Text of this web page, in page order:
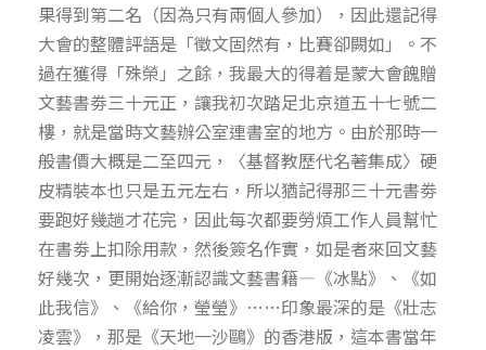
果得到第二名（因為只有兩個人參加），因此還記得
大會的整體評語是「徵文固然有，比賽卻闕如」。不
過在獲得「殊榮」之餘，我最大的得着是蒙大會餽贈
文藝書劵三十元正，讓我初次踏足北京道五十七號二
樓，就是當時文藝辦公室連書室的地方。由於那時一
般書價大概是二至四元，〈基督教歷代名著集成〉硬
皮精裝本也只是五元左右，所以猶記得那三十元書劵
要跑好幾趟才花完，因此每次都要勞煩工作人員幫忙
在書劵上扣除用款，然後簽名作實，如是者來回文藝
好幾次，更開始逐漸認識文藝書籍—《冰點》、《如
此我信》、《給你，瑩瑩》……印象最深的是《壯志
凌雲》，那是《天地一沙鷗》的香港版，這本書當年